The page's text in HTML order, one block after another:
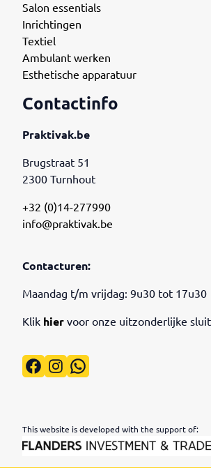
Contactinfo
Praktivak.be
Brugstraat 51
2300 Turnhout
+32 (0)14-277990
info@praktivak.be
Contacturen:
Maandag t/m vrijdag: 9u30 tot 17u30
Klik hier voor onze uitzonderlijke
Facebook
Instagram
WhatsApp
This website is developed with the support of:
Salon essentials
Inrichtingen
Textiel
Ambulant werken
Esthetische apparatuur